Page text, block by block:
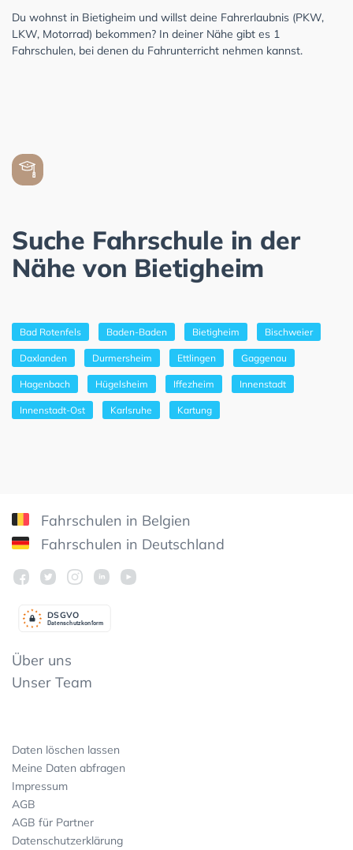
Du wohnst in Bietigheim und willst deine Fahrerlaubnis (PKW,
LKW, Motorrad) bekommen? In deiner Nähe gibt es 1
Fahrschulen, bei denen du Fahrunterricht nehmen kannst.
Suche Fahrschule in der
Nähe von Bietigheim
Bad Rotenfels Baden-Baden Bietigheim Bischweier
Daxlanden Durmersheim Ettlingen Gaggenau
Hagenbach Hügelsheim Iffezheim Innenstadt
Innenstadt-Ost Karlsruhe Kartung
Fahrschulen in Belgien
Fahrschulen in Deutschland
Datenschutzkonform
DSGVO
Über uns
Unser Team
Daten löschen lassen
Meine Daten abfragen
Impressum
AGB
AGB für Partner
Datenschutzerklärung